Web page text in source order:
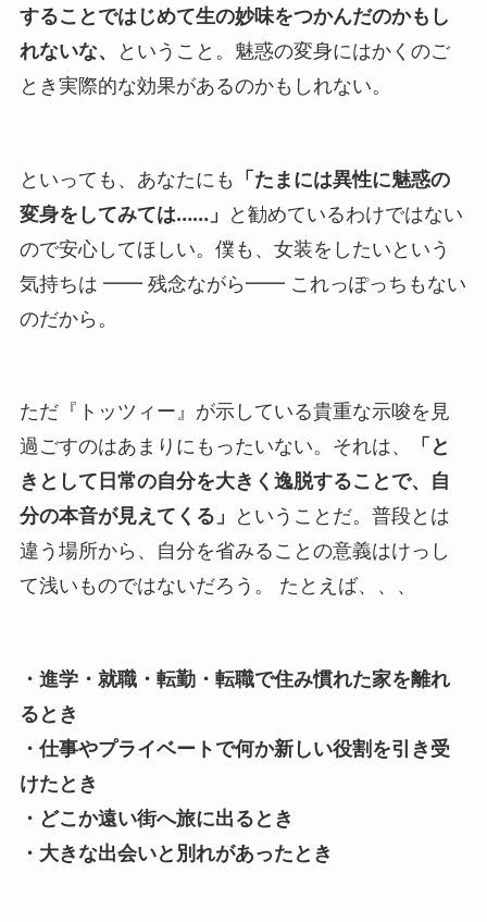
することではじめて生の妙味をつかんだのかもし
れないな、
ということ。魅惑の変身にはかくのご
とき実際的な効果があるのかもしれない。
といっても、あなたにも 「たまには異性に魅惑の
変身をしてみては……」 と勧めているわけではない
ので安心してほしい。僕も、女装をしたいという
気持ちは ━━ 残念ながら━━ これっぽっちもない
のだから。
ただ『トッツィー』が示している貴重な示唆を見
過ごすのはあまりにもったいない。それは、
「と
きとして日常の自分を大きく逸脱することで、自
分の本音が見えてくる」 ということだ。普段とは
違う場所から、自分を省みることの意義はけっし
て浅いものではないだろう。 たとえば、、、
・進学・就職・転勤・転職で住み慣れた家を離れ
るとき
・仕事やプライベートで何か新しい役割を引き受
けたとき
・どこか遠い街へ旅に出るとき
・大きな出会いと別れがあったとき